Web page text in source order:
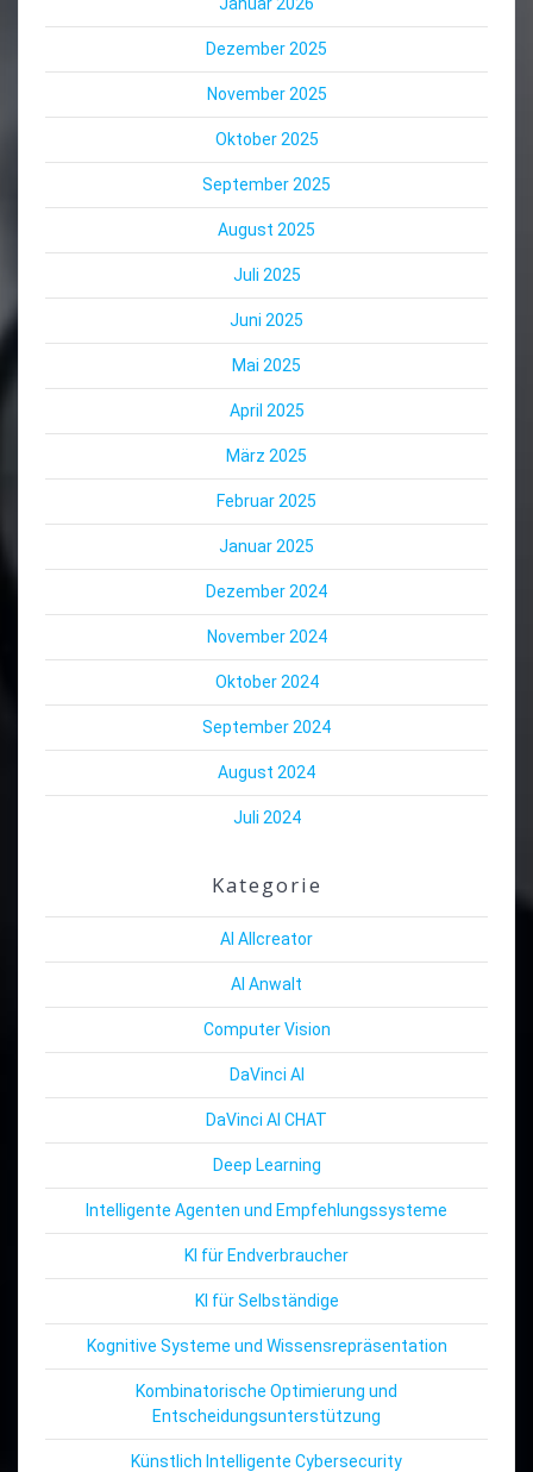
Dezember 2025
November 2025
Oktober 2025
September 2025
August 2025
Juli 2025
Juni 2025
Mai 2025
April 2025
März 2025
Februar 2025
Januar 2025
Dezember 2024
November 2024
Oktober 2024
September 2024
August 2024
Juli 2024
Kategorie
AI Allcreator
AI Anwalt
Computer Vision
DaVinci AI
DaVinci AI CHAT
Deep Learning
Intelligente Agenten und Empfehlungssysteme
KI für Endverbraucher
KI für Selbständige
Kognitive Systeme und Wissensrepräsentation
Kombinatorische Optimierung und
Entscheidungsunterstützung
Künstlich Intelligente Cybersecurity